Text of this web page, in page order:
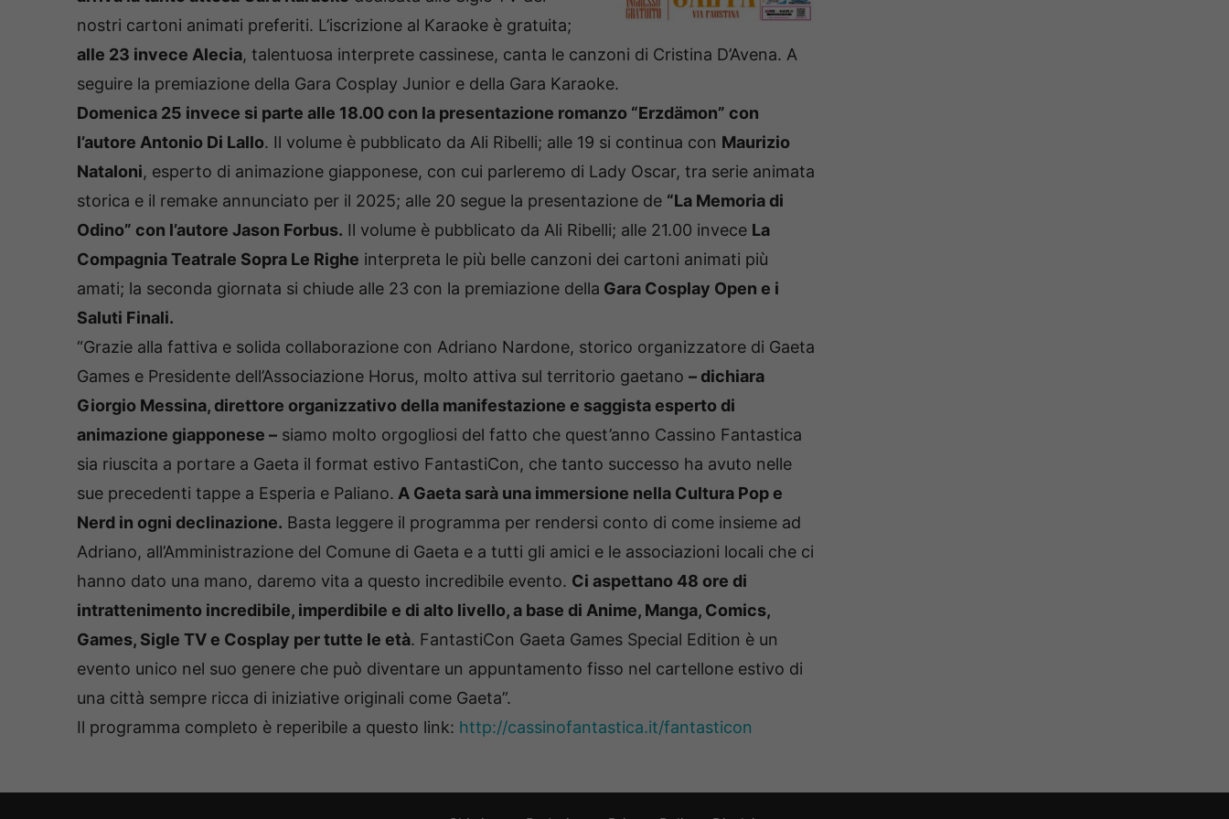
nostri cartoni animati preferiti. L’iscrizione al Karaoke è gratuita;
alle 23 invece Alecia, talentuosa interprete cassinese, canta le canzoni di Cristina D’Avena. A
seguire la premiazione della Gara Cosplay Junior e della Gara Karaoke.
Domenica 25 invece si parte alle 18.00 con la presentazione romanzo “Erzdämon” con
l’autore Antonio Di Lallo. Il volume è pubblicato da Ali Ribelli; alle 19 si continua con Maurizio
Nataloni, esperto di animazione giapponese, con cui parleremo di Lady Oscar, tra serie animata
storica e il remake annunciato per il 2025; alle 20 segue la presentazione de “La Memoria di
Odino” con l’autore Jason Forbus. Il volume è pubblicato da Ali Ribelli; alle 21.00 invece La
Compagnia Teatrale Sopra Le Righe interpreta le più belle canzoni dei cartoni animati più
amati; la seconda giornata si chiude alle 23 con la premiazione della Gara Cosplay Open e i
Saluti Finali.
“Grazie alla fattiva e solida collaborazione con Adriano Nardone, storico organizzatore di Gaeta
Games e Presidente dell’Associazione Horus, molto attiva sul territorio gaetano – dichiara
Giorgio Messina, direttore organizzativo della manifestazione e saggista esperto di
animazione giapponese – siamo molto orgogliosi del fatto che quest’anno Cassino Fantastica
sia riuscita a portare a Gaeta il format estivo FantastiCon, che tanto successo ha avuto nelle
sue precedenti tappe a Esperia e Paliano. A Gaeta sarà una immersione nella Cultura Pop e
Nerd in ogni declinazione. Basta leggere il programma per rendersi conto di come insieme ad
Adriano, all’Amministrazione del Comune di Gaeta e a tutti gli amici e le associazioni locali che ci
hanno dato una mano, daremo vita a questo incredibile evento. Ci aspettano 48 ore di
intrattenimento incredibile, imperdibile e di alto livello, a base di Anime, Manga, Comics,
Games, Sigle TV e Cosplay per tutte le età. FantastiCon Gaeta Games Special Edition è un
evento unico nel suo genere che può diventare un appuntamento fisso nel cartellone estivo di
una città sempre ricca di iniziative originali come Gaeta”.
Il programma completo è reperibile a questo link: http://cassinofantastica.it/fantasticon